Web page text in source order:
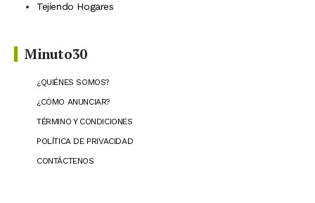
Tejiendo Hogares
Minuto30
¿QUIÉNES SOMOS?
¿CÓMO ANUNCIAR?
TÉRMINO Y CONDICIONES
POLÍTICA DE PRIVACIDAD
CONTÁCTENOS